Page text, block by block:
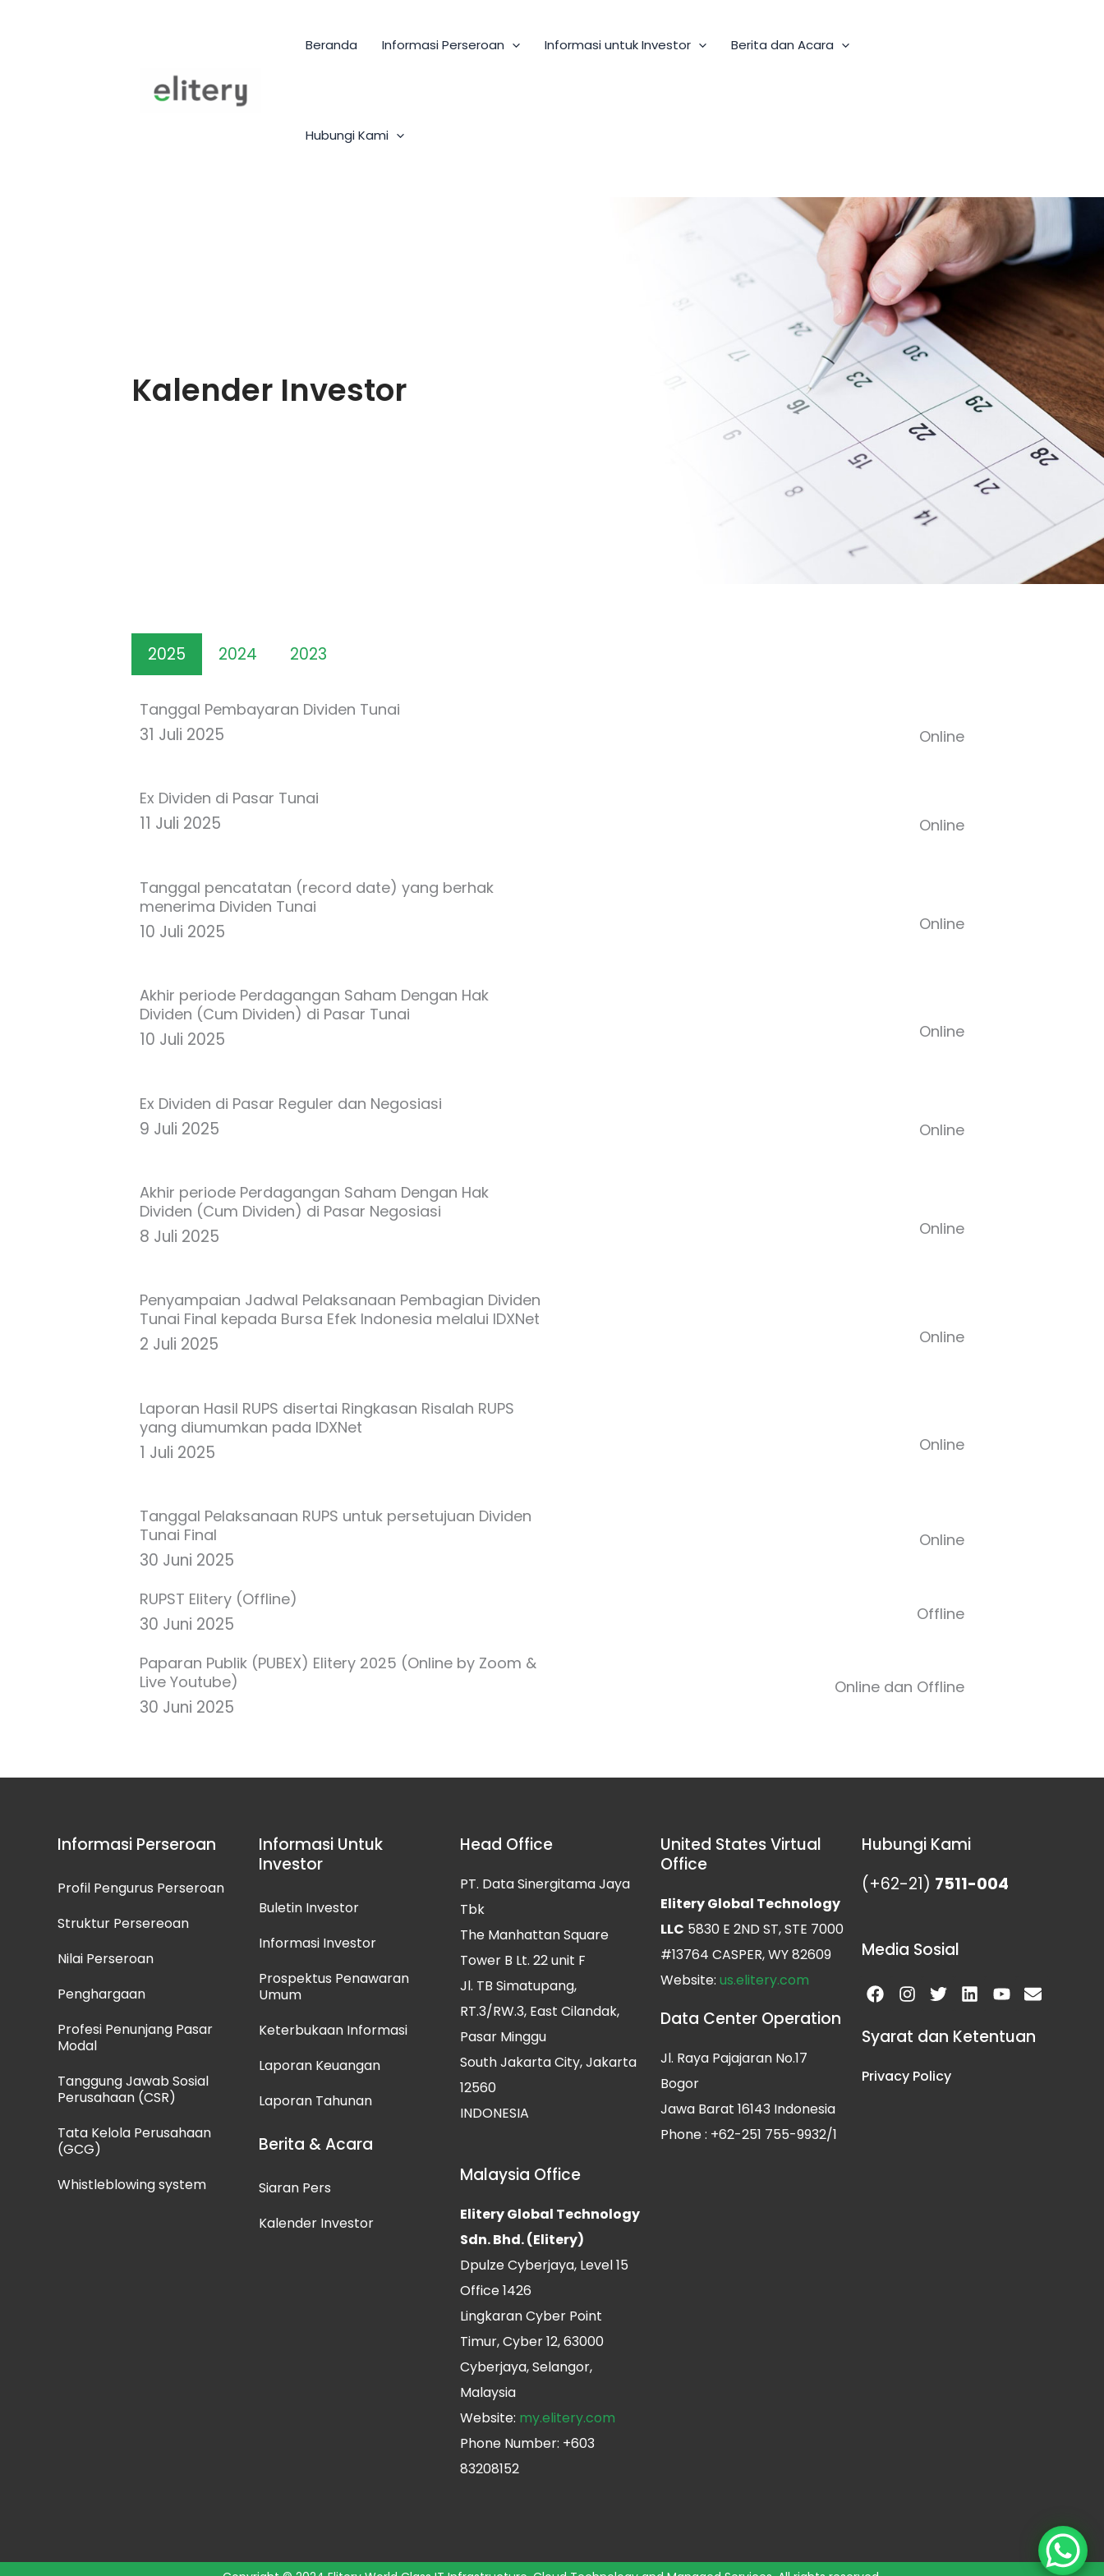
Beranda Informasi Perseroan Informasi untuk Investor Berita dan Acara
Hubungi Kami
Kalender Investor
2025 2024 2023
Tanggal Pembayaran Dividen Tunai
31 Juli 2025 Online
Ex Dividen di Pasar Tunai
11 Juli 2025 Online
Tanggal pencatatan (record date) yang berhak
menerima Dividen Tunai
10 Juli 2025 Online
Akhir periode Perdagangan Saham Dengan Hak
Dividen (Cum Dividen) di Pasar Tunai
10 Juli 2025 Online
Ex Dividen di Pasar Reguler dan Negosiasi
9 Juli 2025 Online
Akhir periode Perdagangan Saham Dengan Hak
Dividen (Cum Dividen) di Pasar Negosiasi
8 Juli 2025 Online
Penyampaian Jadwal Pelaksanaan Pembagian Dividen
Tunai Final kepada Bursa Efek Indonesia melalui IDXNet
2 Juli 2025 Online
Laporan Hasil RUPS disertai Ringkasan Risalah RUPS
yang diumumkan pada IDXNet
1 Juli 2025 Online
Tanggal Pelaksanaan RUPS untuk persetujuan Dividen
Tunai Final
30 Juni 2025
Online
RUPST Elitery (Offline)
30 Juni 2025 Offline
Paparan Publik (PUBEX) Elitery 2025 (Online by Zoom &
Live Youtube)
30 Juni 2025
Online dan Offline
Informasi Perseroan
Profil Pengurus Perseroan
Struktur Persereoan
Nilai Perseroan
Penghargaan
Profesi Penunjang Pasar
Modal
Tanggung Jawab Sosial
Perusahaan (CSR)
Tata Kelola Perusahaan
(GCG)
Whistleblowing system
Informasi Untuk
Investor
Buletin Investor
Informasi Investor
Prospektus Penawaran
Umum
Keterbukaan Informasi
Laporan Keuangan
Laporan Tahunan
Berita & Acara
Siaran Pers
Kalender Investor
Head Office
PT. Data Sinergitama Jaya
Tbk
The Manhattan Square
Tower B Lt. 22 unit F
Jl. TB Simatupang,
RT.3/RW.3, East Cilandak,
Pasar Minggu
South Jakarta City, Jakarta
12560
INDONESIA
Malaysia Office
Elitery Global Technology
Sdn. Bhd. (Elitery)
Dpulze Cyberjaya, Level 15
Office 1426
Lingkaran Cyber Point
Timur, Cyber 12, 63000
Cyberjaya, Selangor,
Malaysia
Website: my.elitery.com
Phone Number: +603
83208152
United States Virtual
Office
Elitery Global Technology
LLC 5830 E 2ND ST, STE 7000
#13764 CASPER, WY 82609
Website:us.elitery.com
Data Center Operation
Jl. Raya Pajajaran No.17
Bogor
Jawa Barat 16143 Indonesia
Phone : +62-251 755-9932/1
Hubungi Kami
(+62-21) 7511-004
Media Sosial
Facebook
Instagram
TwitterLinkedin
Youtube
Syarat dan Ketentuan
Privacy Policy